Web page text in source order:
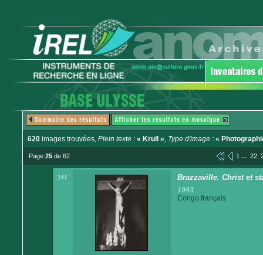
620 images trouvées, Plein texte : « Krull », Type d'image : «
Page 25 de 62 1 ... 22
241 Brazzaville. Christ et
1943
Congo français